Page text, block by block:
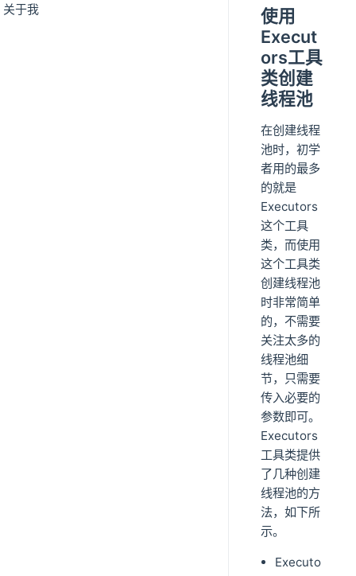
关于我
使用
Execut
ors工具
类创建
线程池
在创建线程
池时，初学
者用的最多
的就是
Executors
这个工具
类，而使用
这个工具类
创建线程池
时非常简单
的，不需要
关注太多的
线程池细
节，只需要
传入必要的
参数即可。
Executors
工具类提供
了几种创建
线程池的方
法，如下所
示。
Executo